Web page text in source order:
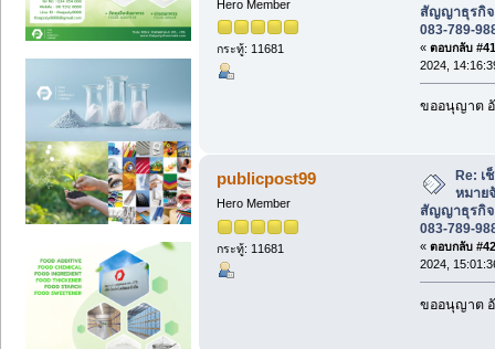
Hero Member
กระทู้: 11681
สัญญาธุรกิจ
083-789-
« ตอบกลับ
2024,
ขออนุญาต
publicpost99
Hero Member
กระทู้: 11681
Re: เ
หมาย
สัญญาธุรกิจ
083-789-
« ตอบกลับ
2024,
ขออนุญาต